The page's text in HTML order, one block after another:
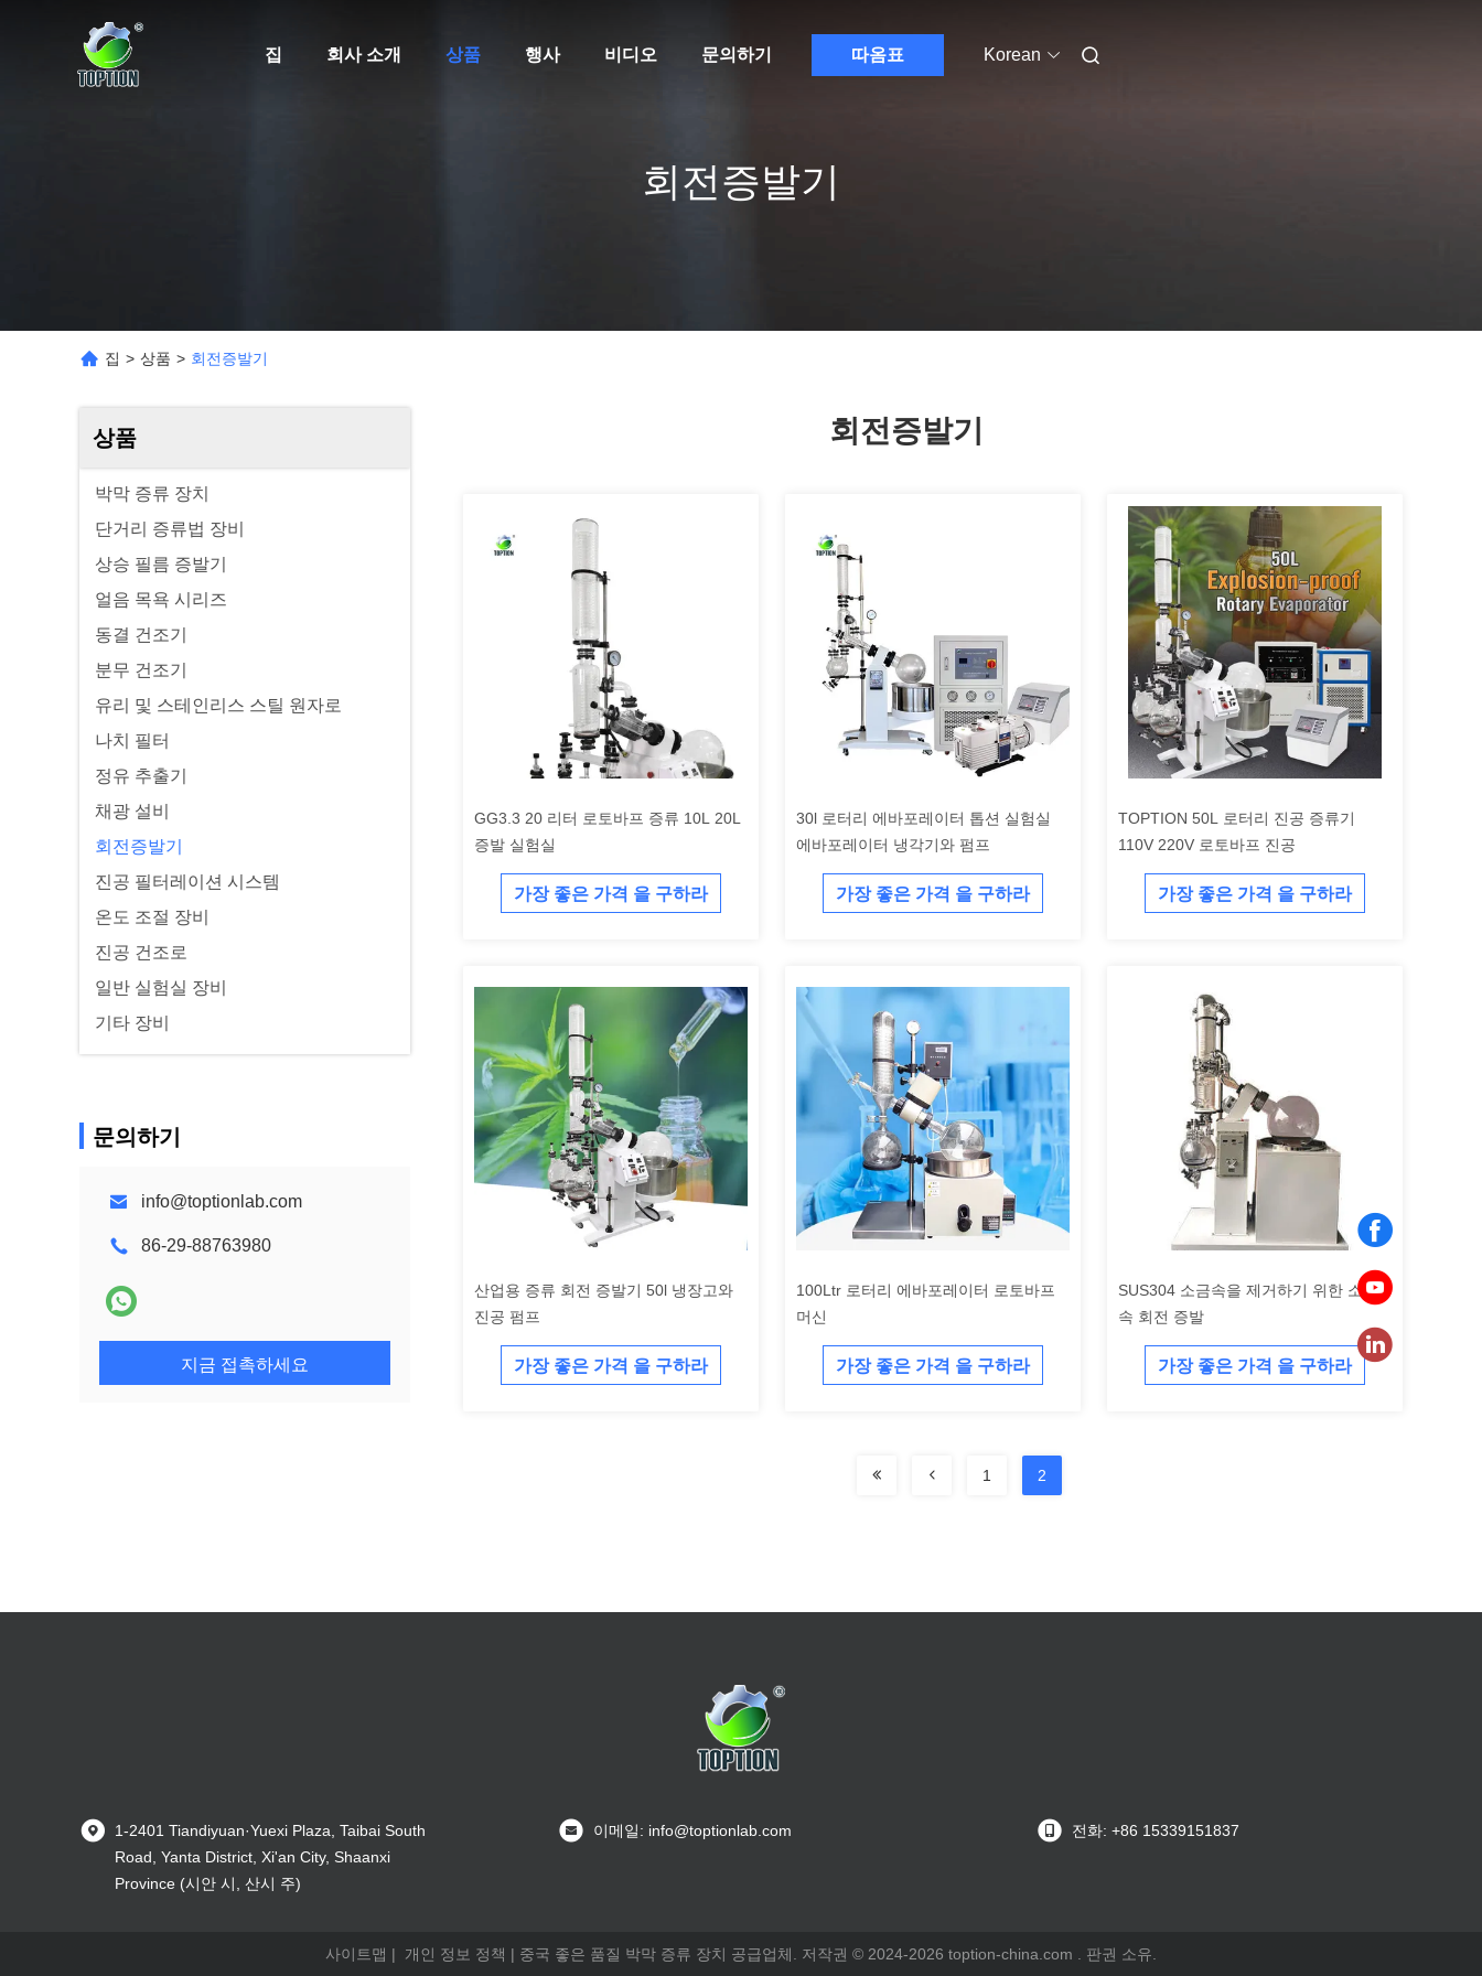
집 회사 소개 상품 행사 비디오 문의하기 따옴표 Korean
회전증발기
집 > 상품 > 회전증발기
상품
박막 증류 장치
단거리 증류법 장비
상승 필름 증발기
얼음 목욕 시리즈
동결 건조기
분무 건조기
유리 및 스테인리스 스틸 원자로
나치 필터
정유 추출기
채광 설비
회전증발기
진공 필터레이션 시스템
온도 조절 장비
진공 건조로
일반 실험실 장비
기타 장비
문의하기
info@toptionlab.com
86-29-88763980
지금 접촉하세요
회전증발기
GG3.3 20 리터 로토바프 증류 10L 20L
증발 실험실
가장 좋은 가격 을 구하라
30l 로터리 에바포레이터 톱션 실험실
에바포레이터 냉각기와 펌프
가장 좋은 가격 을 구하라
TOPTION 50L 로터리 진공 증류기
110V 220V 로토바프 진공
가장 좋은 가격 을 구하라
산업용 증류 회전 증발기 50l 냉장고와
진공 펌프
가장 좋은 가격 을 구하라
100Ltr 로터리 에바포레이터 로토바프
머신
가장 좋은 가격 을 구하라
SUS304 소금속을 제거하기 위한 소금
속 회전 증발
가장 좋은 가격 을 구하라
1 2
1-2401 Tiandiyuan·Yuexi Plaza, Taibai South
Road, Yanta District, Xi'an City, Shaanxi
Province (시안 시, 산시 주)
이메일: info@toptionlab.com 전화: +86 15339151837
사이트맵 | 개인 정보 정책 | 중국 좋은 품질 박막 증류 장치 공급업체. 저작권 © 2024-2026 toption-china.com . 판권 소유.